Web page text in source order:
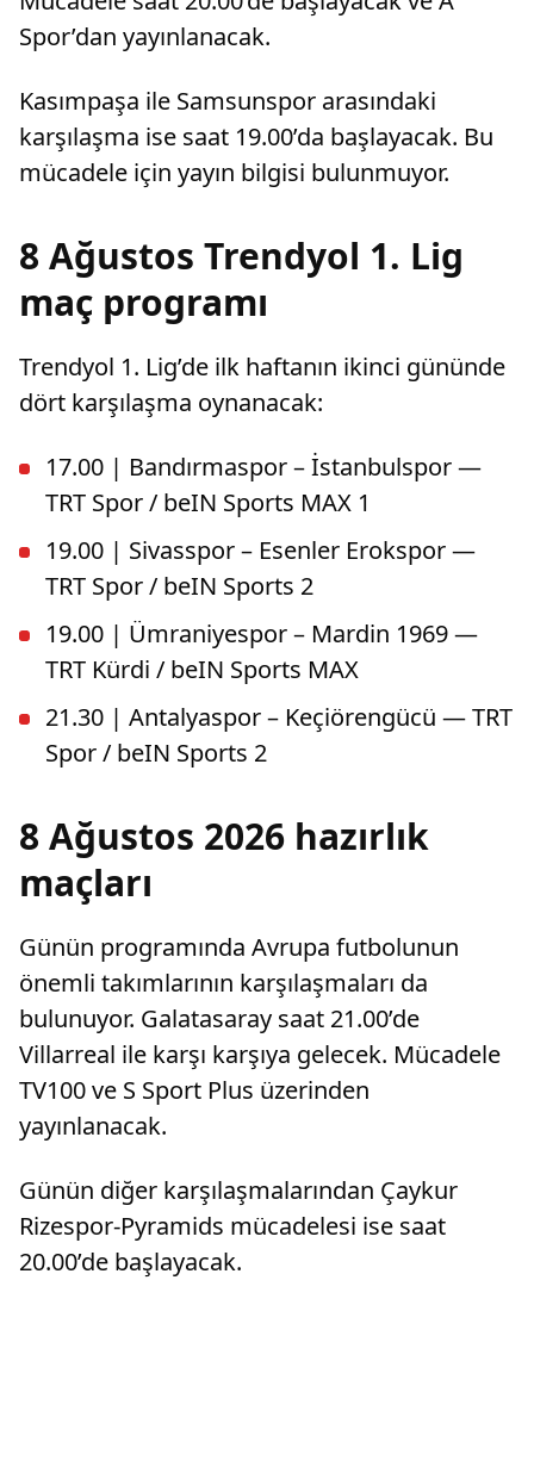
Spor’dan yayınlanacak.
Kasımpaşa ile Samsunspor arasındaki
karşılaşma ise saat 19.00’da başlayacak. Bu
mücadele için yayın bilgisi bulunmuyor.
8 Ağustos Trendyol 1. Lig
maç programı
Trendyol 1. Lig’de ilk haftanın ikinci gününde
dört karşılaşma oynanacak:
17.00 | Bandırmaspor – İstanbulspor —
TRT Spor / beIN Sports MAX 1
19.00 | Sivasspor – Esenler Erokspor —
TRT Spor / beIN Sports 2
19.00 | Ümraniyespor – Mardin 1969 —
TRT Kürdi / beIN Sports MAX
21.30 | Antalyaspor – Keçiörengücü — TRT
Spor / beIN Sports 2
8 Ağustos 2026 hazırlık
maçları
Günün programında Avrupa futbolunun
önemli takımlarının karşılaşmaları da
bulunuyor. Galatasaray saat 21.00’de
Villarreal ile karşı karşıya gelecek. Mücadele
TV100 ve S Sport Plus üzerinden
yayınlanacak.
Günün diğer karşılaşmalarından Çaykur
Rizespor-Pyramids mücadelesi ise saat
20.00’de başlayacak.